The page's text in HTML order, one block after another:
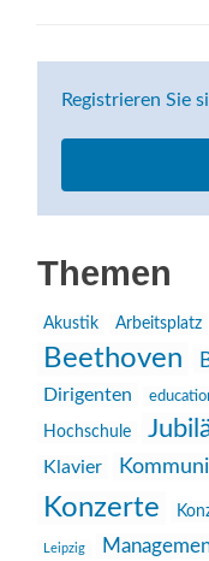
Registrieren Sie
Themen
Akustik Arbeitsplatz
Beethoven
Dirigenten
Hochschule
Klavier
Konzerte
Leipzig